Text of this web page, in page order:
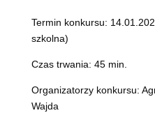
Termin konkursu:
szkolna)
Czas trwania: 45 min.
Organizatorzy konkursu:
Wajda